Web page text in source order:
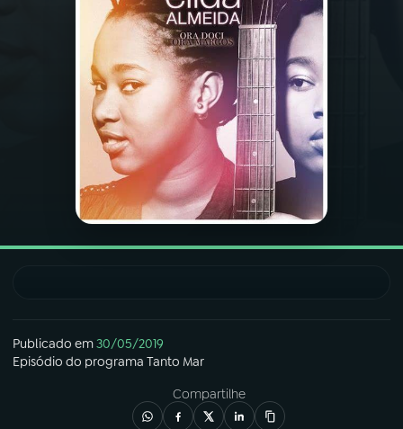
PROGRAMAÇÃO
PROGRAMAS
PODCASTS
VIDEOCASTS
07ÚLTIMAS
ACOMPANHE A RÁDIO NACIONAL
Facebook
Publicado em30/05/2019
Episódio do programa Tanto Mar
Compartilhe